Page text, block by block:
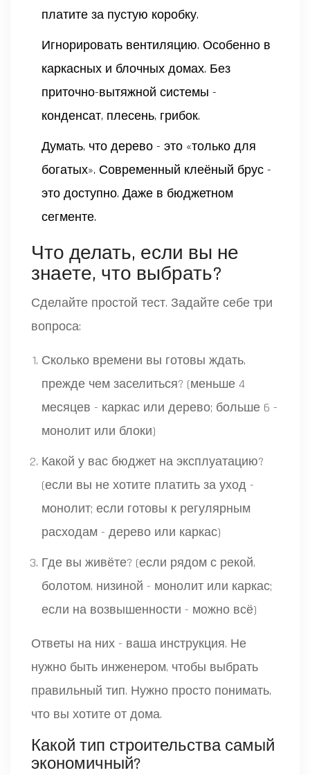
платите за пустую коробку.
Игнорировать вентиляцию. Особенно в
каркасных и блочных домах. Без
приточно-вытяжной системы -
конденсат, плесень, грибок.
Думать, что дерево - это «только для
богатых». Современный клеёный брус -
это доступно. Даже в бюджетном
сегменте.
Что делать, если вы не
знаете, что выбрать?
Сделайте простой тест. Задайте себе три
вопроса:
Сколько времени вы готовы ждать,
прежде чем заселиться? (меньше 4
месяцев - каркас или дерево; больше 6 -
монолит или блоки)
Какой у вас бюджет на эксплуатацию?
(если вы не хотите платить за уход -
монолит; если готовы к регулярным
расходам - дерево или каркас)
Где вы живёте? (если рядом с рекой,
болотом, низиной - монолит или каркас;
если на возвышенности - можно всё)
Ответы на них - ваша инструкция. Не
нужно быть инженером, чтобы выбрать
правильный тип. Нужно просто понимать,
что вы хотите от дома.
Какой тип строительства самый
экономичный?